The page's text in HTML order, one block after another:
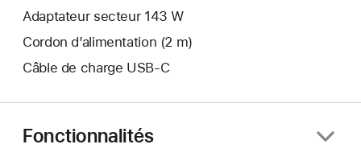
Adaptateur secteur 143 W
Cordon d’alimentation (2 m)
Câble de charge USB‑C
Fonctionnalités